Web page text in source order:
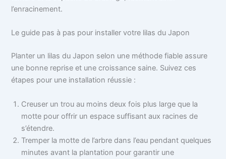
l’enracinement.
Le guide pas à pas pour installer votre lilas du Japon
Planter un lilas du Japon selon une méthode fiable assure
une bonne reprise et une croissance saine. Suivez ces
étapes pour une installation réussie :
Creuser un trou au moins deux fois plus large que la
motte pour offrir un espace suffisant aux racines de
s’étendre.
Tremper la motte de l’arbre dans l’eau pendant quelques
minutes avant la plantation pour garantir une